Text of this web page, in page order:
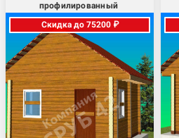
профилированный
Скидка до 75200 ₽